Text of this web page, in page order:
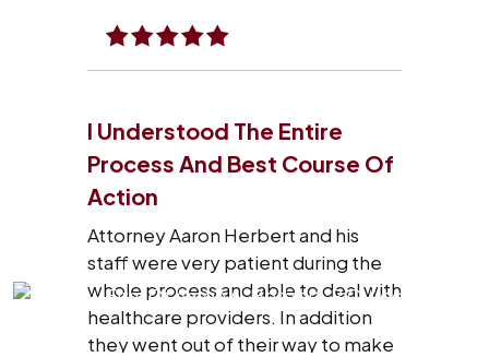
I Understood The Entire
Process And Best Course Of
Action
Attorney Aaron Herbert and his
staff were very patient during the
whole process and able to deal with
healthcare providers. In addition
they went out of their way to make